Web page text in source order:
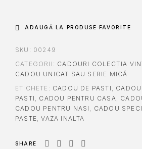
ADAUGĂ LA PRODUSE FAVORITE
SKU: 00249
CATEGORII: CADOURI COLECȚIA
CADOU UNICAT SAU SERIE MICĂ
ETICHETE: CADOU DE PASTI ,
PASTI , CADOU PENTRU CASA,
CADOU PENTRU NASI , CADOU
PASTE,VAZA INALTA
SHARE